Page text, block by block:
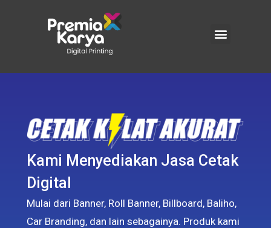
Kami Menyediakan Jasa Cetak
Digital
Mulai dari Banner, Roll Banner, Billboard, Baliho,
Car Branding, dan lain sebagainya. Produk kami